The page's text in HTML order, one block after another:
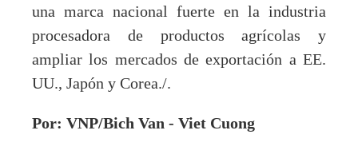
una marca nacional fuerte en la industria
procesadora de productos agrícolas y
ampliar los mercados de exportación a EE.
UU., Japón y Corea./.
Por: VNP/Bich Van - Viet Cuong